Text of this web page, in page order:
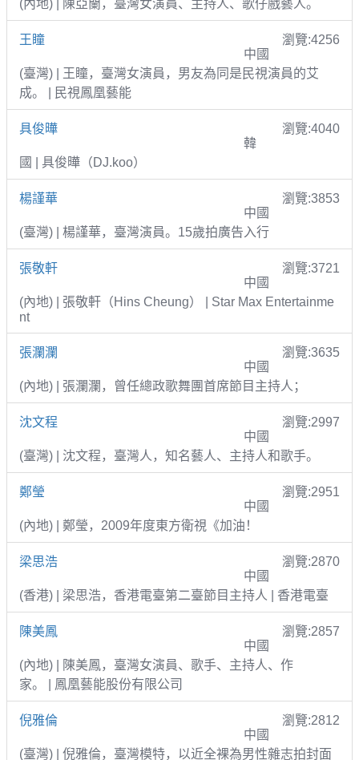
(內地) | 陳亞蘭，臺灣女演員、主持人、歌仔戲藝人。
王瞳
瀏覽:4256
中國
(臺灣) | 王瞳，臺灣女演員，男友為同是民視演員的艾
成。 | 民視鳳凰藝能
具俊曄
瀏覽:4040
韓
國 | 具俊曄（DJ.koo）
楊謹華
瀏覽:3853
中國
(臺灣) | 楊謹華，臺灣演員。15歲拍廣告入行
張敬軒
瀏覽:3721
中國
(內地) | 張敬軒（Hins Cheung） | Star Max Entertainme
nt
張瀾瀾
瀏覽:3635
中國
(內地) | 張瀾瀾，曾任總政歌舞團首席節目主持人；
沈文程
瀏覽:2997
中國
(臺灣) | 沈文程，臺灣人，知名藝人、主持人和歌手。
鄭瑩
瀏覽:2951
中國
(內地) | 鄭瑩，2009年度東方衛視《加油！
梁思浩
瀏覽:2870
中國
(香港) | 梁思浩，香港電臺第二臺節目主持人 | 香港電臺
陳美鳳
瀏覽:2857
中國
(內地) | 陳美鳳，臺灣女演員、歌手、主持人、作
家。 | 鳳凰藝能股份有限公司
倪雅倫
瀏覽:2812
中國
(臺灣) | 倪雅倫，臺灣模特，以近全裸為男性雜志拍封面